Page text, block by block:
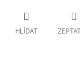
HLÍDAT